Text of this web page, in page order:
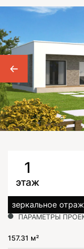
1
этаж
зеркальное
ПАРАМЕТРЫ
157.31 м²